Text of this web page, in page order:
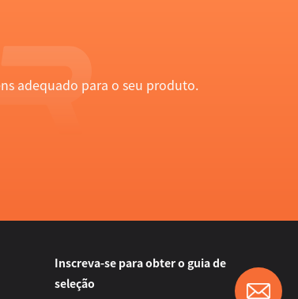
adequado para o seu produto.
Inscreva-se para obter o guia de
seleção